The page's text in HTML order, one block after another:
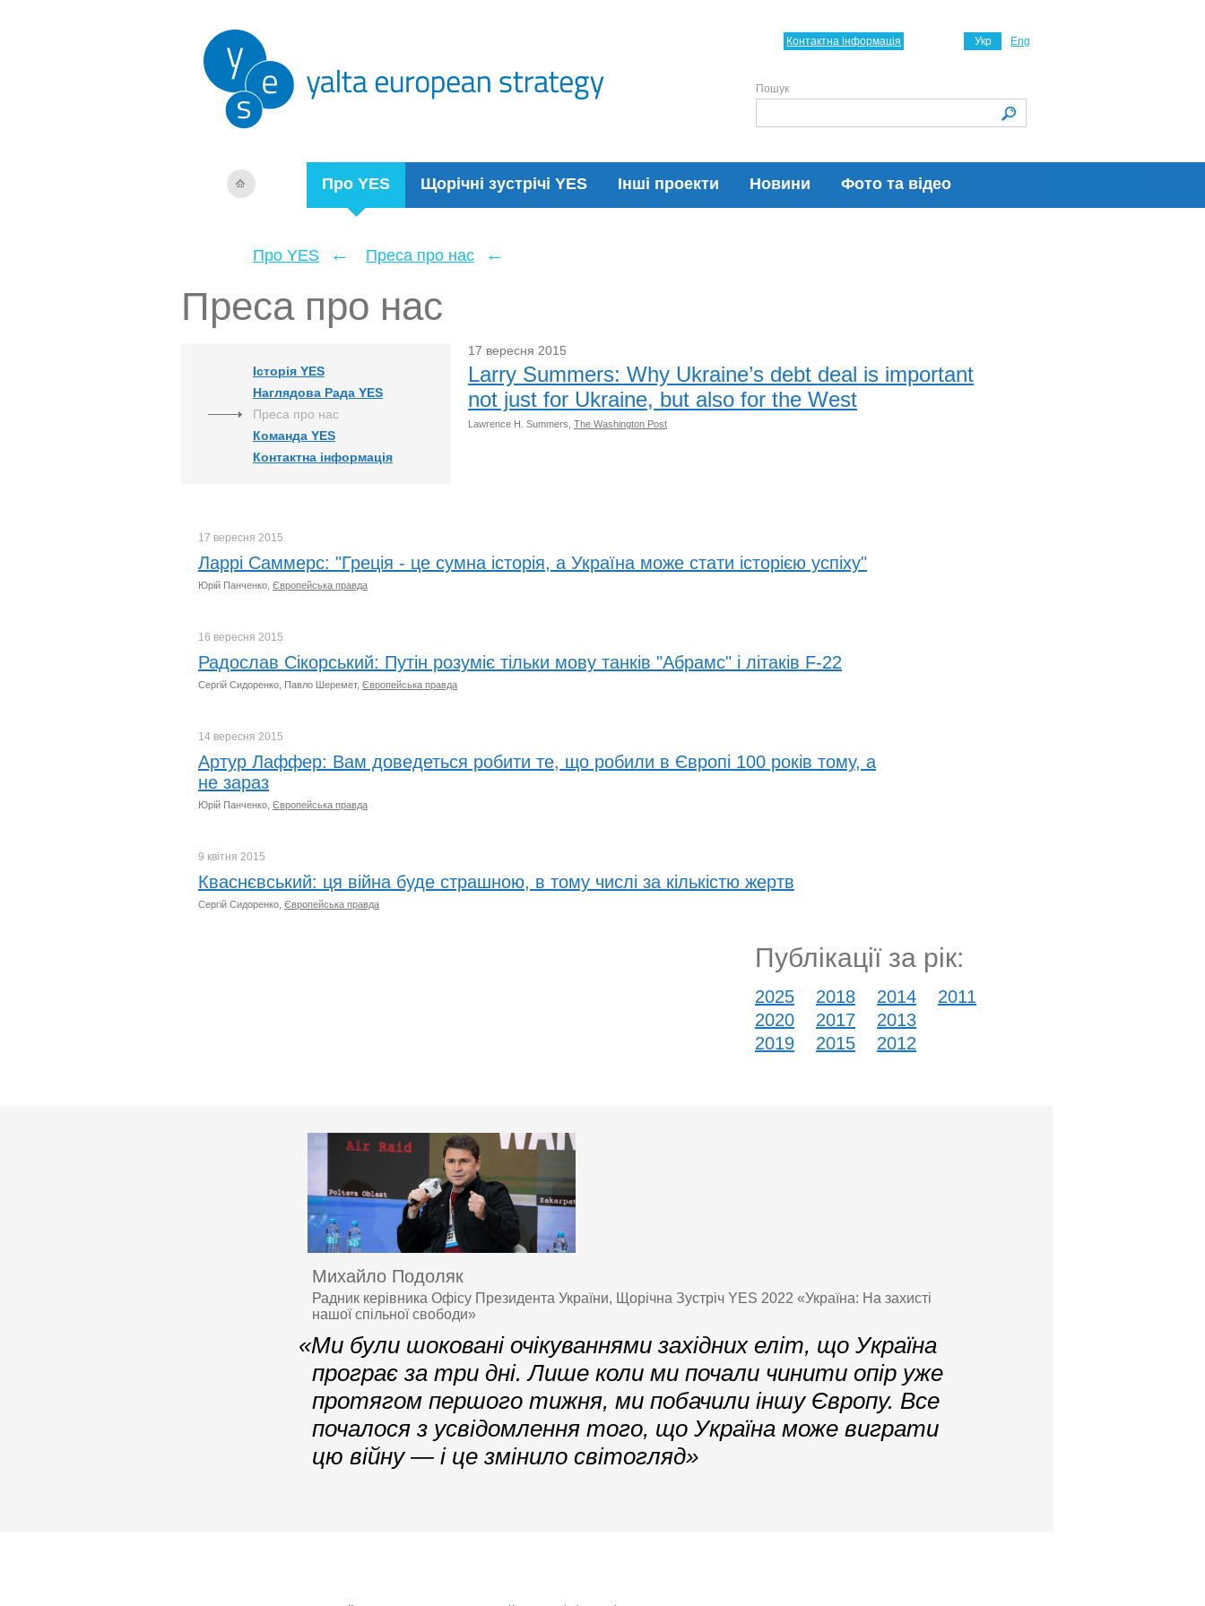
Про YES Щорічні зустрічі YES Інші проекти Новини Фото та відео
Укр Eng
Контактна інформація
Пошук
Про YES ← Преса про нас ←
Преса про нас
Історія YES
Наглядова Рада YES
Преса про нас
Команда YES
Контактна інформація
17 вересня 2015
Larry Summers: Why Ukraine’s debt deal is important
not just for Ukraine, but also for the West
Lawrence H. Summers, The Washington Post
17 вересня 2015
Ларрі Саммерс: "Греція - це сумна історія, а Україна може стати історією успіху"
Юрій Панченко, Європейська правда
16 вересня 2015
Радослав Сікорський: Путін розуміє тільки мову танків "Абрамс" і літаків F-22
Сергій Сидоренко, Павло Шеремет, Європейська правда
14 вересня 2015
Артур Лаффер: Вам доведеться робити те, що робили в Європі 100 років тому, а
не зараз
Юрій Панченко, Європейська правда
9 квітня 2015
Кваснєвський: ця війна буде страшною, в тому числі за кількістю жертв
Сергій Сидоренко, Європейська правда
Публікації за рік:
2025 2018 2014
2011
2020
2017
2013
2019
2015 2012
Михайло Подоляк
Радник керівника Офісу Президента України, Щорічна Зустріч YES 2022 «Україна: На захисті
нашої спільної свободи»
«Ми були шоковані очікуваннями західних еліт, що Україна
програє за три дні. Лише коли ми почали чинити опір уже
протягом першого тижня, ми побачили іншу Європу. Все
почалося з усвідомлення того, що Україна може виграти
цю війну — і це змінило світогляд»